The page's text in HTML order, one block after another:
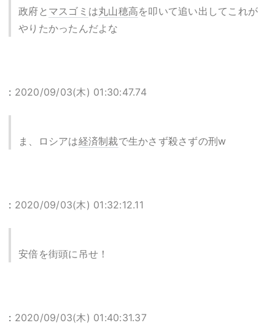
政府と マスゴミ は丸山穂高を叩いて追い出してこれが
やりたかったんだよな
: 2020/09/03(木) 01:30:47.74
ま、ロシアは経済制裁で生かさず殺さずの刑w
: 2020/09/03(木) 01:32:12.11
安倍を街頭に吊せ！
: 2020/09/03(木) 01:40:31.37